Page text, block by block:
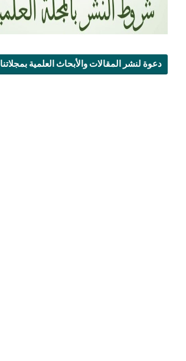
دعوة لنشر المقالات والأبحاث العلمية بمجلاتنا